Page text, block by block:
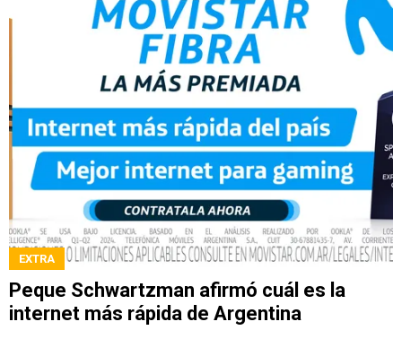
EXTRA
Peque Schwartzman afirmó cuál es la
internet más rápida de Argentina